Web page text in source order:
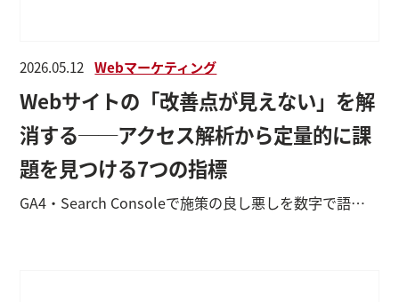
2026.05.12 Webマーケティング
Webサイトの「改善点が見えない」を解
消する──アクセス解析から定量的に課
題を見つける7つの指標
GA4・Search Consoleで施策の良し悪しを数字で語れるようになるために